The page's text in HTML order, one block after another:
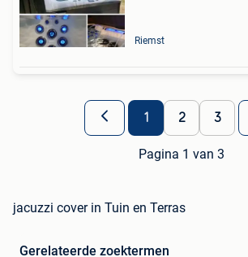
Riemst
1 2 3
Pagina 1 van 3
jacuzzi cover in Tuin en Terras
Gerelateerde zoektermen